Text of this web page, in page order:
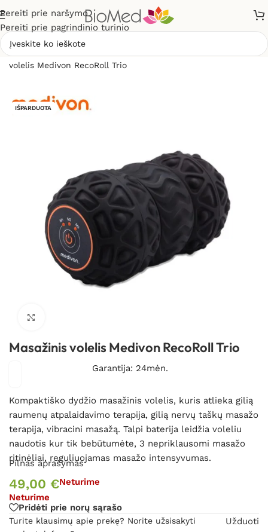
Pereiti prie naršymo
Pereiti prie pagrindinio turinio
volelis Medivon RecoRoll Trio
IŠPARDUOTA
Masažinis volelis Medivon RecoRoll Trio
Garantija: 24mėn.
Kompaktiško dydžio masažinis volelis, kuris atlieka gilią
raumenų atpalaidavimo terapija, gilią nervų taškų masažo
terapija, vibracini masažą. Talpi baterija leidžia voleliu
naudotis kur tik bebūtumėte, 3 nepriklausomi masažo
ritinėliai, reguliuojamas masažo intensyvumas.
Pilnas aprašymas
49,00 €Neturime
Neturime
Pridėti prie norų sąrašo
Turite klausimų apie prekę? Norite užsisakyti
Užduoti